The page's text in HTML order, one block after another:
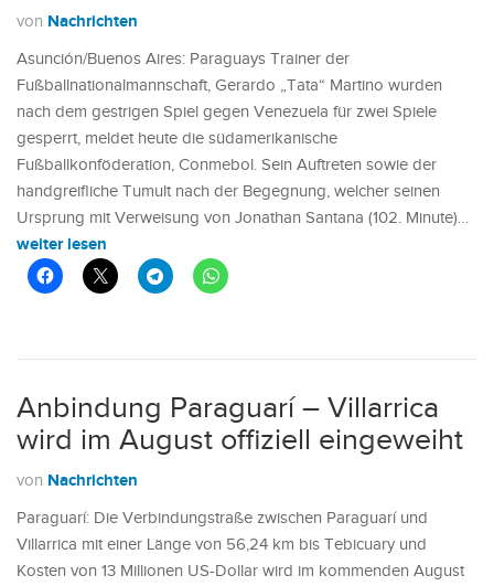
von Nachrichten
Asunción/Buenos Aires: Paraguays Trainer der
Fußballnationalmannschaft, Gerardo „Tata“ Martino wurden
nach dem gestrigen Spiel gegen Venezuela für zwei Spiele
gesperrt, meldet heute die südamerikanische
Fußballkonföderation, Conmebol. Sein Auftreten sowie der
handgreifliche Tumult nach der Begegnung, welcher seinen
Ursprung mit Verweisung von Jonathan Santana (102. Minute)…
weiter lesen
Anbindung Paraguarí – Villarrica
wird im August offiziell eingeweiht
von Nachrichten
Paraguarí: Die Verbindungstraße zwischen Paraguarí und
Villarrica mit einer Länge von 56,24 km bis Tebicuary und
Kosten von 13 Millionen US-Dollar wird im kommenden August